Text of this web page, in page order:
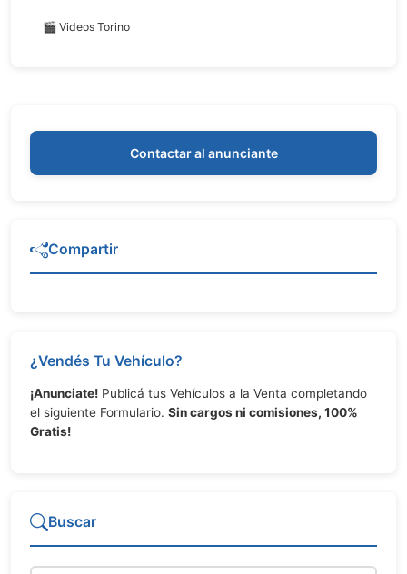
🎬 Videos Torino
Contactar al anunciante
Compartir
¿Vendés Tu Vehículo?
¡Anunciate! Publicá tus Vehículos a la Venta completando
el siguiente Formulario. Sin cargos ni comisiones, 100%
Gratis!
Buscar